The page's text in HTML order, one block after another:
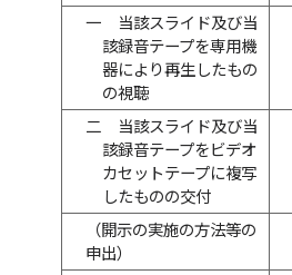
一
当該スライド及び当
該録音テープを専用機
器により再生したもの
の視聴
二
当該スライド及び当
該録音テープをビデオ
カセットテープに複写
したものの交付
（開示の実施の方法等の
申出）